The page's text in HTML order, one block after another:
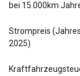
letzter Service
aktiver
bei 15.000km
Strompreis
2025)